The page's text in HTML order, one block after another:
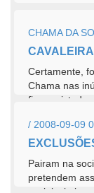
CHAMA DA
Certamente,
Chama nas
fica registado
/ 2008-09-09
Pairam na
pretendem